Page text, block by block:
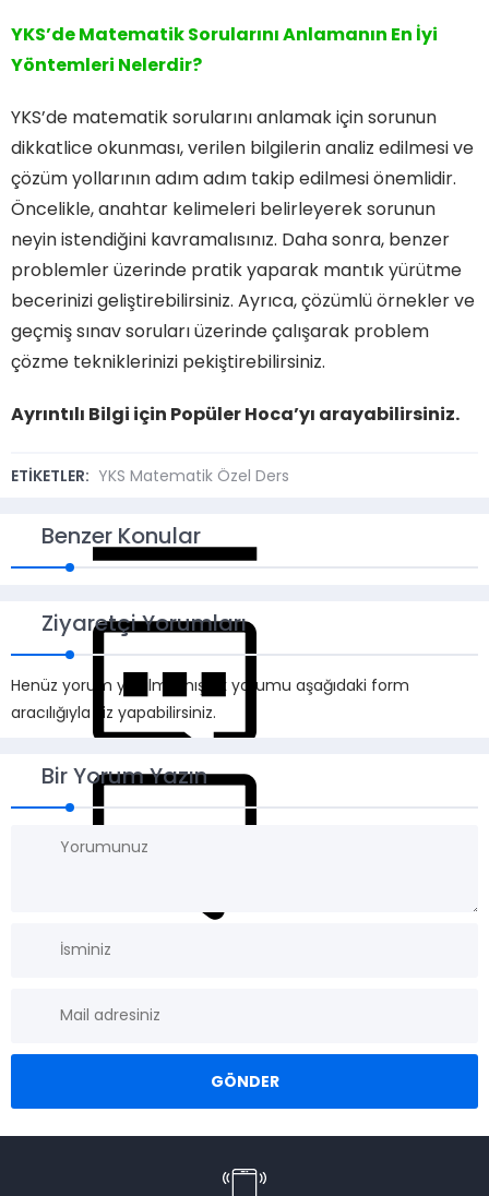
YKS’de Matematik Sorularını Anlamanın En İyi
Yöntemleri Nelerdir?
YKS’de matematik sorularını anlamak için sorunun
dikkatlice okunması, verilen bilgilerin analiz edilmesi ve
çözüm yollarının adım adım takip edilmesi önemlidir.
Öncelikle, anahtar kelimeleri belirleyerek sorunun
neyin istendiğini kavramalısınız. Daha sonra, benzer
problemler üzerinde pratik yaparak mantık yürütme
becerinizi geliştirebilirsiniz. Ayrıca, çözümlü örnekler ve
geçmiş sınav soruları üzerinde çalışarak problem
çözme tekniklerinizi pekiştirebilirsiniz.
Ayrıntılı Bilgi için Popüler Hoca’yı arayabilirsiniz.
ETİKETLER: YKS Matematik Özel Ders
Benzer Konular
Ziyaretçi Yorumları
Henüz yorum yapılmamış. İlk yorumu aşağıdaki form
aracılığıyla siz yapabilirsiniz.
Bir Yorum Yazın